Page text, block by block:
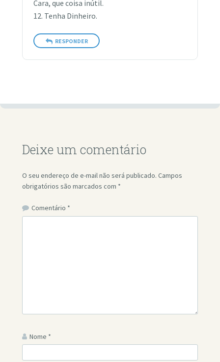
Cara, que coisa inútil.
12. Tenha Dinheiro.
RESPONDER
Deixe um comentário
O seu endereço de e-mail não será publicado. Campos
obrigatórios são marcados com *
Comentário *
Nome *